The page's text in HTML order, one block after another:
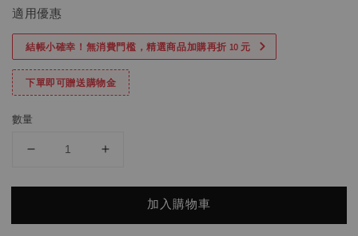
適用優惠
結帳小確幸！無消費門檻，精選商品加購再折 10 元
下單即可贈送購物金
數量
加入購物車